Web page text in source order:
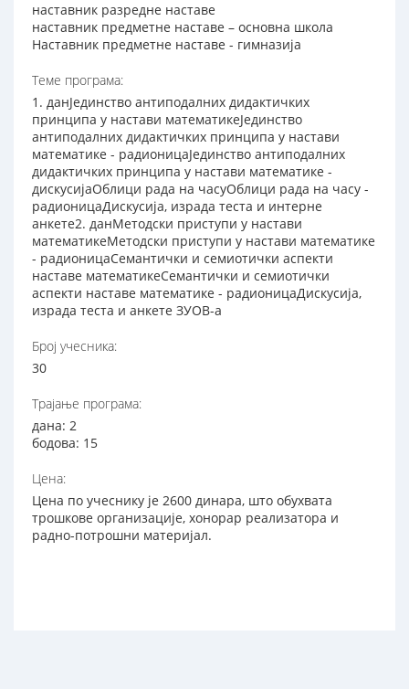
наставник разредне наставе
наставник предметне наставе – основна школа
Наставник предметне наставе - гимназија
Теме програма:
1. данЈединство антиподалних дидактичких
принципа у настави мaтематикеЈединство
антиподалних дидактичких принципа у настави
мaтематике - радионицаЈединство антиподалних
дидактичких принципа у настави мaтематике -
дискусијаОблици рада на часуОблици рада на часу -
радионицаДискусија, израда теста и интерне
анкете2. данМетодски приступи у настави
математикеМетодски приступи у настави математике
- радионицаСемантички и семиотички аспекти
наставе математикеСемантички и семиотички
аспекти наставе математике - радионицаДискусија,
израда теста и анкете ЗУОВ-а
Број учесника:
30
Трајање програма:
дана: 2
бодова: 15
Цена:
Цена по учеснику је 2600 динара, што обухвата
трошкове организације, хонорар реализатора и
радно-потрошни материјал.